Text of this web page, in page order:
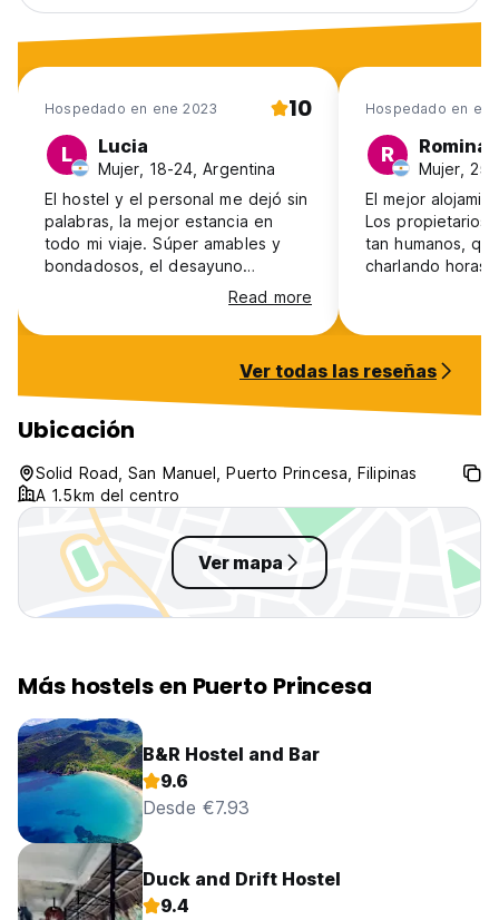
Hospedado en ene 2023 10
L Lucia
Mujer, 18-24, Argentina
El hostel y el personal me dejó sin
palabras, la mejor estancia en
todo mi viaje. Súper amables y
bondadosos, el desayuno
espectacular, excelente la
limpieza. Recomiendo mucho el
hostel si quieren sentirse
Read more
Hospedado en
R Romina
Mujer,
El mejor
Los propietarios
tan humanos,
charlando horas
y la habitación
Definitivamente
Ver todas las reseñas
Ubicación
Solid Road, San Manuel, Puerto Princesa, Filipinas
A 1.5km del centro
Ver mapa
Más hostels en Puerto Princesa
B&R Hostel and Bar
9.6
Desde €7.93
Duck and Drift Hostel
9.4